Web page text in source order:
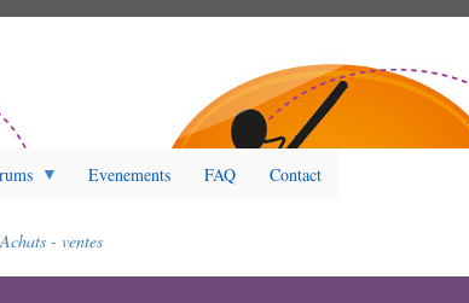
Evenements FAQ Contact
Achats - ventes